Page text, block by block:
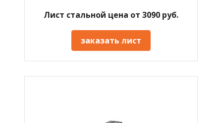
Лист стальной цена от 3090 руб.
заказать лист